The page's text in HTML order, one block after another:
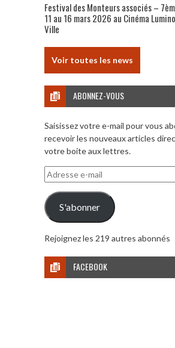
Festival des Monteurs associés –
11 au 16 mars 2026 au Cinéma
Ville
Voir toutes les news
ABONNEZ-VOUS
Saisissez votre e-mail pour vous
recevoir les nouveaux articles
votre boite aux lettres.
Adresse
e-
mail
S'abonner
Rejoignez les 219 autres abonnés
FACEBOOK